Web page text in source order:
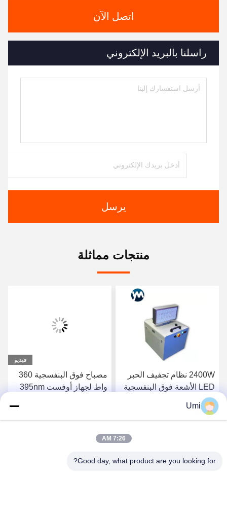
اتصل الآن
راسلنا بالبريد الإلكتروني
يرسل
منتجات مماثلة
2400W نظام تجفيف الحبر
LED الأشعة فوق البنفسجية
مصباح تبريد المياه
احصل على افضل سعر
فيديو
مصباح فوق البنفسجية 360
واط لجهاز أوفست 395nm
احصل على افضل سعر
Umi
7:26 AM
Good day, what product are you looking for?